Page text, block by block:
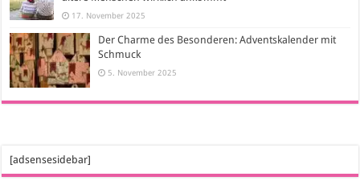
17. November 2025
Der Charme des Besonderen: Adventskalender mit
Schmuck
5. November 2025
[adsensesidebar]